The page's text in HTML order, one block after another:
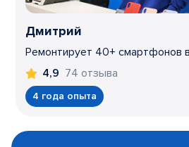
Дмитрий
Ремонтирует 40+ смартфонов
4,9 74 отзыва
4 года опыта
1